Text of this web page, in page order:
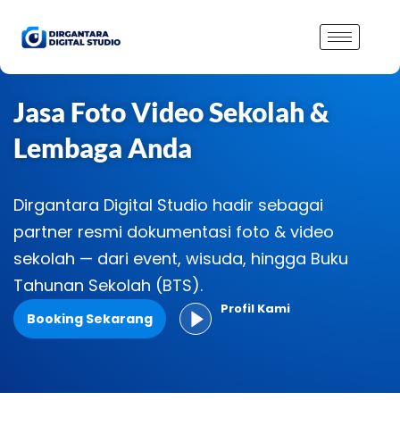
konten
Jasa Foto Video Sekolah &
Lembaga Anda
Dirgantara Digital Studio hadir sebagai
partner resmi dokumentasi foto & video
sekolah — dari event, wisuda, hingga Buku
Tahunan Sekolah (BTS).
Booking Sekarang
Profil Kami